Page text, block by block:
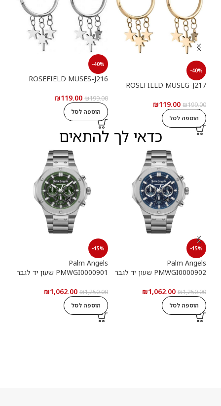
-40%
ROSEFIELD MUSEG-J217
₪199.00
₪119.00
הוספה לסל
-40%
ROSEFIELD MUSES-J216
₪199.00
₪119.00
הוספה לסל
כדאי לך להתאים
-15%
Palm Angels
PMWGI0000902 שעון יד לגבר
₪1,250.00
₪1,062.00
הוספה לסל
-15%
Palm Angels
PMWGI0000901 שעון יד לגבר
₪1,250.00
₪1,062.00
הוספה לסל